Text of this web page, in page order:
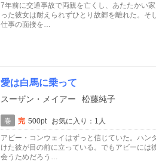
7年前に交通事故で両親を亡くし、あたたかい
った彼女は耐えられずひとり故郷を離れた。
仕事の面接を…
愛は白馬に乗って
スーザン・メイアー
松藤純子
巻 完 500pt
お気に入り：1人
アビー・コンウェイはずっと信じていた。ハ
けた彼が目の前に立っている。でもアビーに
会うためだろう…